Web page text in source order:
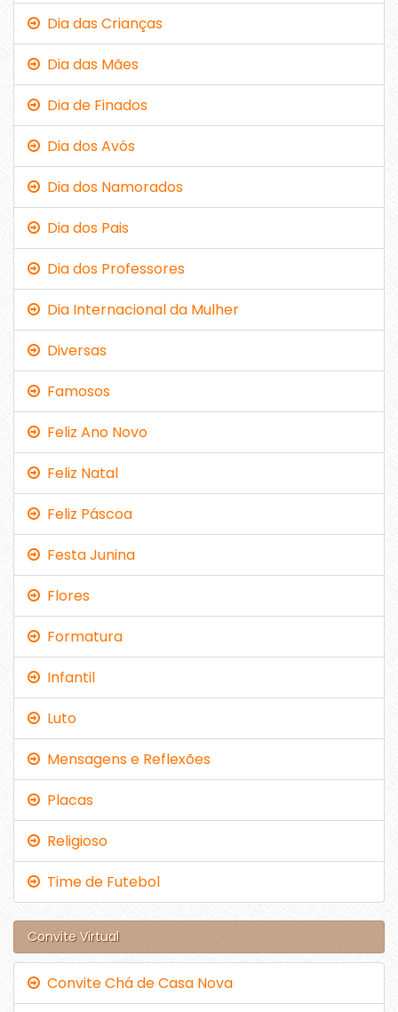
Dia das Crianças
Dia das Mães
Dia de Finados
Dia dos Avós
Dia dos Namorados
Dia dos Pais
Dia dos Professores
Dia Internacional da Mulher
Diversas
Famosos
Feliz Ano Novo
Feliz Natal
Feliz Páscoa
Festa Junina
Flores
Formatura
Infantil
Luto
Mensagens e Reflexões
Placas
Religioso
Time de Futebol
Convite Virtual
Convite Chá de Casa Nova